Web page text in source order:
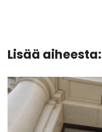
Lisää aiheesta: